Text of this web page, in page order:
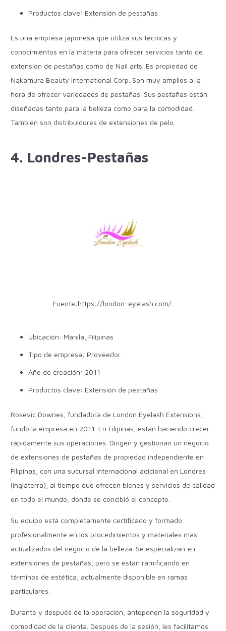
Productos clave: Extensión de pestañas
Es una empresa japonesa que utiliza sus técnicas y
conocimientos en la materia para ofrecer servicios tanto de
extensión de pestañas como de Nail arts. Es propiedad de
Nakamura Beauty International Corp. Son muy amplios a la
hora de ofrecer variedades de pestañas. Sus pestañas están
diseñadas tanto para la belleza como para la comodidad.
También son distribuidores de extensiones de pelo.
4. Londres-Pestañas
Fuente:https://london-eyelash.com/
Ubicación: Manila, Filipinas
Tipo de empresa: Proveedor
Año de creación: 2011
Productos clave: Extensión de pestañas
Rosevic Downes, fundadora de London Eyelash Extensions,
fundó la empresa en 2011. En Filipinas, están haciendo crecer
rápidamente sus operaciones. Dirigen y gestionan un negocio
de extensiones de pestañas de propiedad independiente en
Filipinas, con una sucursal internacional adicional en Londres
(Inglaterra), al tiempo que ofrecen bienes y servicios de calidad
en todo el mundo, donde se concibió el concepto.
Su equipo está completamente certificado y formado
profesionalmente en los procedimientos y materiales más
actualizados del negocio de la belleza. Se especializan en
extensiones de pestañas, pero se están ramificando en
términos de estética, actualmente disponible en ramas
particulares.
Durante y después de la operación, anteponen la seguridad y
comodidad de la clienta. Después de la sesión, les facilitamos